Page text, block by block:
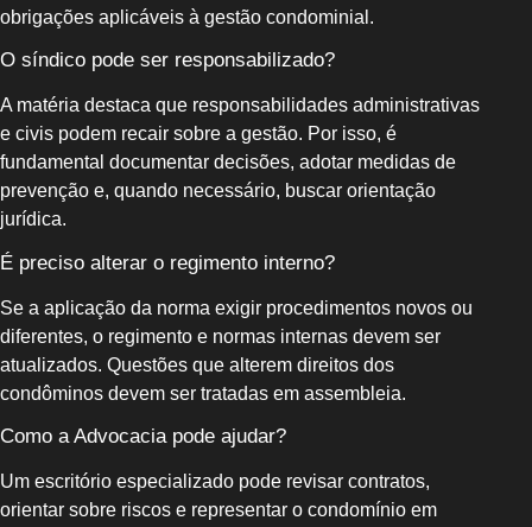
obrigações aplicáveis à gestão condominial.
O síndico pode ser responsabilizado?
A matéria destaca que responsabilidades administrativas
e civis podem recair sobre a gestão. Por isso, é
fundamental documentar decisões, adotar medidas de
prevenção e, quando necessário, buscar orientação
jurídica.
É preciso alterar o regimento interno?
Se a aplicação da norma exigir procedimentos novos ou
diferentes, o regimento e normas internas devem ser
atualizados. Questões que alterem direitos dos
condôminos devem ser tratadas em assembleia.
Como a Advocacia pode ajudar?
Um escritório especializado pode revisar contratos,
orientar sobre riscos e representar o condomínio em